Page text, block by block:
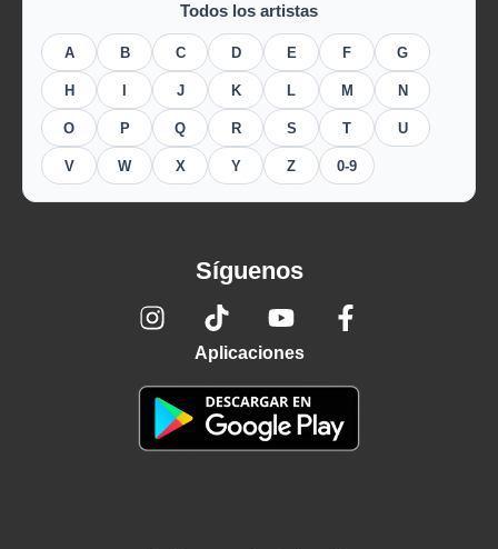
Todos los artistas
A B C D E F G
H J K L M N
O P Q R S T U
V W X Y Z 0-9
Síguenos
Aplicaciones